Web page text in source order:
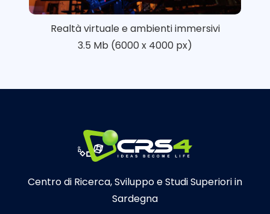
Realtà virtuale e ambienti immersivi
3.5 Mb (6000 x 4000 px)
Centro di Ricerca, Sviluppo e Studi Superiori in
Sardegna